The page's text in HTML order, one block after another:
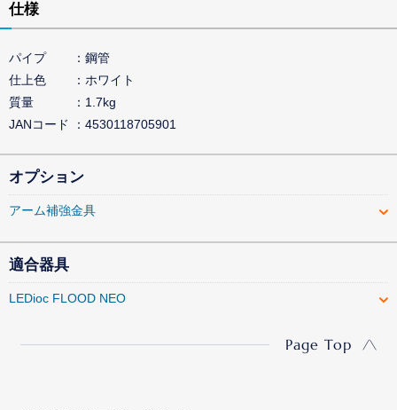
仕様
パイプ
鋼管
仕上色
ホワイト
質量
1.7kg
JANコード
4530118705901
オプション
アーム補強金具
適合器具
LEDioc FLOOD NEO
Page Top